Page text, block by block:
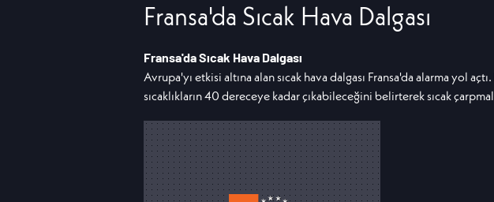
Fransa'da Sıcak Hava Dalgası
Fransa'da Sıcak Hava Dalgası
Avrupa'yı etkisi altına alan sıcak hava dalgası Fransa'da alarma yol
sıcaklıkların 40 dereceye kadar çıkabileceğini belirterek sıcak